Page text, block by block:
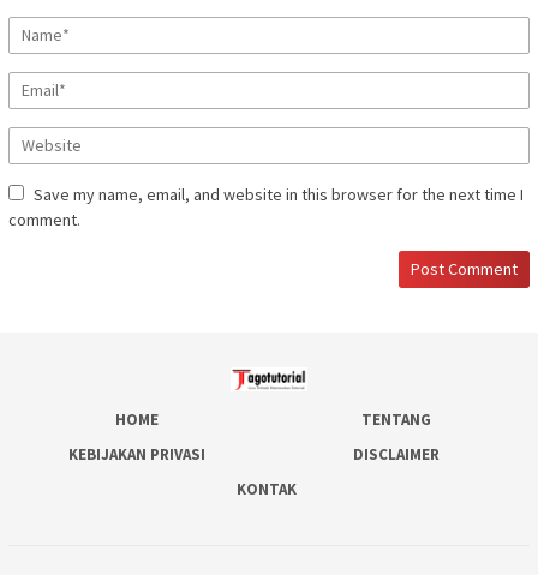
Save my name, email, and website in this browser for the next time I
comment.
HOME
TENTANG
KEBIJAKAN PRIVASI
DISCLAIMER
KONTAK